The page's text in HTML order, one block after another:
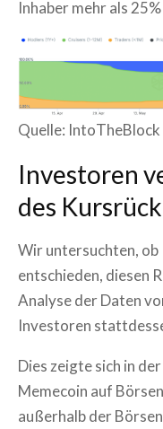
Inhaber mehr als
Quelle: IntoTheBlock
Investoren
des
Wir untersuchten,
entschieden, diesen
Analyse der Daten
Investoren
Dies zeigte sich in
Memecoin auf
außerhalb der